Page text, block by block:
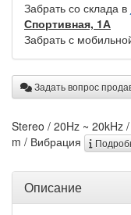
Забрать со склада в
Спортивная, 1А
Забрать с
Задать вопрос
Stereo / 20Hz ~ 20kHz
m / Вибрация
Описание